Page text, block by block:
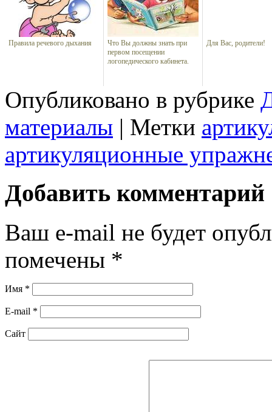
Правила речевого дыхания
Что Вы должны знать при
первом посещении
логопедического кабинета.
Для Вас, родители!
Опубликовано в рубрике
материалы | Метки
артикуляционные
Добавить комментарий
Ваш e-mail не будет
помечены *
Имя *
E-mail *
Сайт